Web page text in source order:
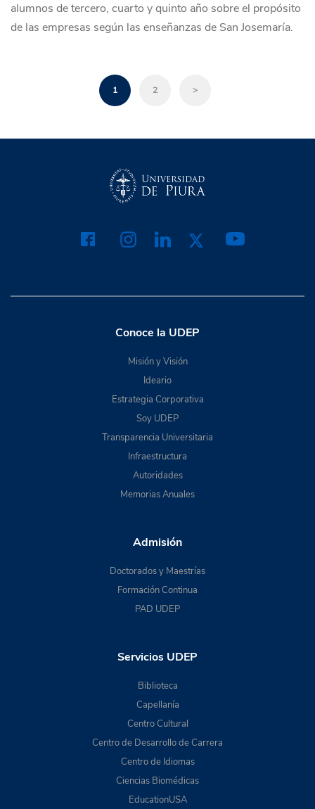
alumnos de tercero, cuarto y quinto año sobre el propósito
de las empresas según las enseñanzas de San Josemaría.
1 2 >
Conoce la UDEP
Misión y Visión
Ideario
Estrategia Corporativa
Soy UDEP
Transparencia Universitaria
Infraestructura
Autoridades
Memorias Anuales
Admisión
Doctorados y Maestrías
Formación Continua
PAD UDEP
Servicios UDEP
Biblioteca
Capellanía
Centro Cultural
Centro de Desarrollo de Carrera
Centro de Idiomas
Ciencias Biomédicas
EducationUSA